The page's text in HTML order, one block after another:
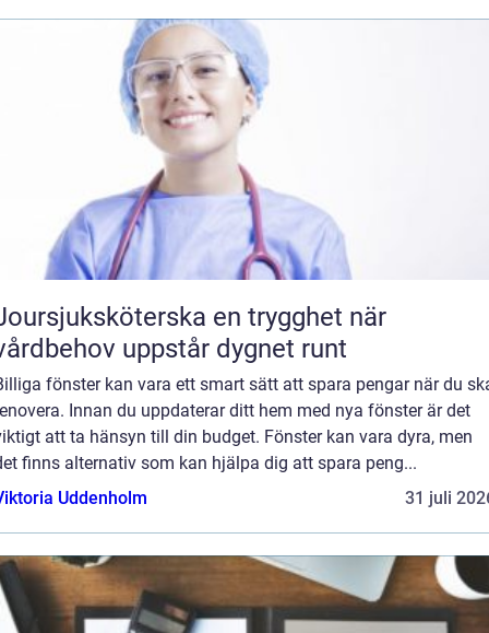
en trygghet när
uppstår dygnet runt
fönster kan vara ett smart sätt att spara pengar när du
Innan du uppdaterar ditt hem med nya fönster är det
att ta hänsyn till din budget. Fönster kan vara dyra, men
finns alternativ som kan hjälpa dig att spara peng...
Uddenholm
31 juli